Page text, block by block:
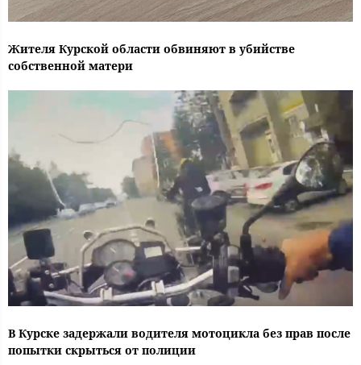
Жителя Курской области обвиняют в убийстве
собственной матери
В Курске задержали водителя мотоцикла без прав после
попытки скрыться от полиции